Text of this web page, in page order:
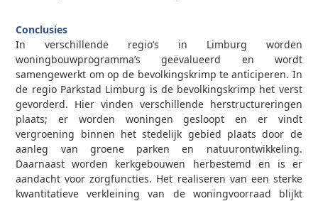
Conclusies
In verschillende regio’s in Limburg worden
woningbouwprogramma’s geëvalueerd en wordt
samengewerkt om op de bevolkingskrimp te anticiperen. In
de regio Parkstad Limburg is de bevolkingskrimp het verst
gevorderd. Hier vinden verschillende herstructureringen
plaats; er worden woningen gesloopt en er vindt
vergroening binnen het stedelijk gebied plaats door de
aanleg van groene parken en natuurontwikkeling.
Daarnaast worden kerkgebouwen herbestemd en is er
aandacht voor zorgfuncties. Het realiseren van een sterke
kwantitatieve verkleining van de woningvoorraad blijkt